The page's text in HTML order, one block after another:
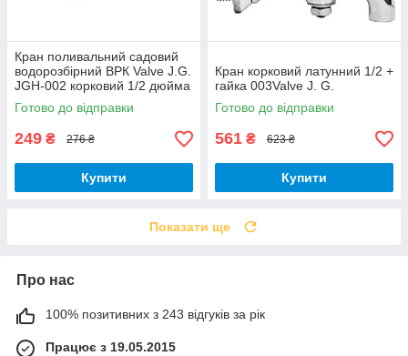
Кран поливальний садовий
водорозбірний ВРК Valve J.G.
JGH-002 корковий 1/2 дюйма
латунь золотий
Готово до відправки
249 ₴ 276 ₴
Купити
Кран корковий латунний 1/2 +
гайка 003Valve J. G.
Готово до відправки
561 ₴ 623 ₴
Купити
Показати ще
Про нас
100% позитивних з 243 відгуків за рік
Працює з 19.05.2015